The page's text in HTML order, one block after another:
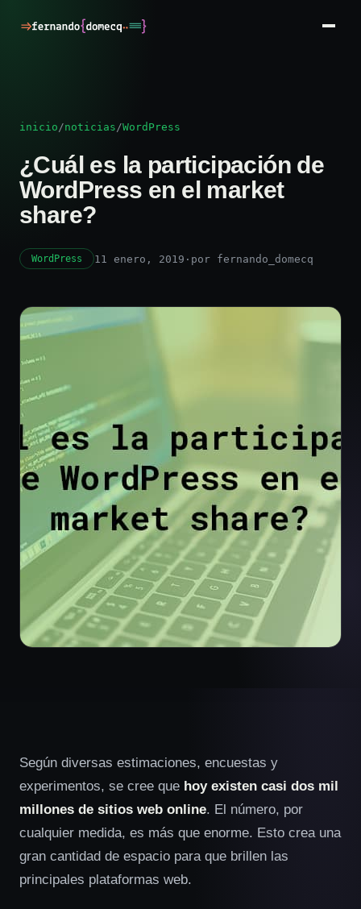
inicio/noticias/WordPress
¿Cuál es la participación de
WordPress en el market
share?
WordPress 11 enero, 2019 · por fernando_domecq
Según diversas estimaciones, encuestas y
experimentos, se cree que hoy existen casi dos mil
millones de sitios web online. El número, por
cualquier medida, es más que enorme. Esto crea una
gran cantidad de espacio para que brillen las
principales plataformas web.